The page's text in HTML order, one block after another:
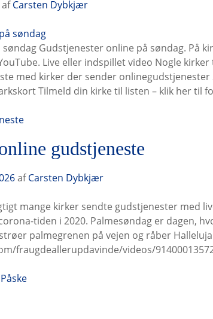
af Carsten Dybkjær
Gudstjenester online på søndag. På
Live eller indspillet video Nogle
med kirker der sender onlinegudstjenester
Tilmeld din kirke til listen – klik her til
gudstjeneste
af Carsten Dybkjær
mange kirker sendte gudstjenester med
tiden i 2020. Palmesøndag er dagen,
palmegrenen på vejen og råber
fraugdeallerupdavinde/videos/
Påske